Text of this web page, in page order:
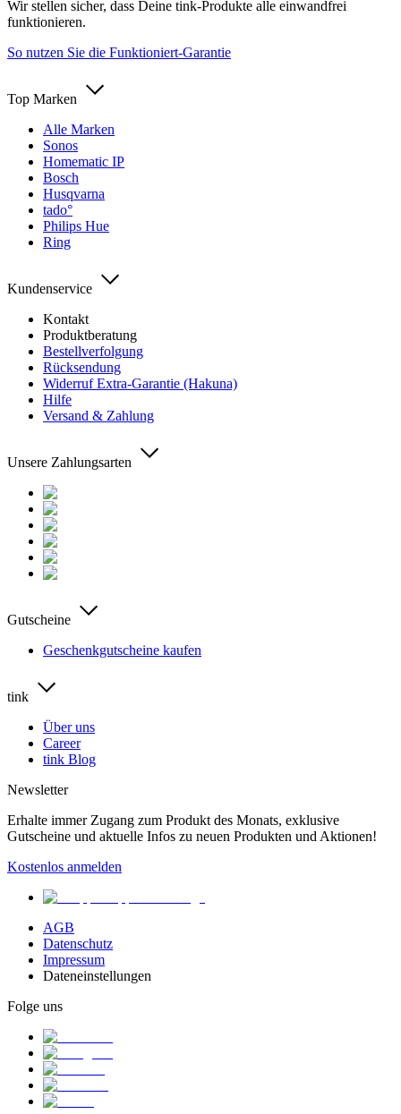
Wir stellen sicher, dass Deine tink-Produkte alle einwandfrei
funktionieren.
So nutzen Sie die Funktioniert-Garantie
Top Marken
Alle Marken
Sonos
Homematic IP
Bosch
Husqvarna
tado°
Philips Hue
Ring
Kundenservice
Kontakt
Produktberatung
Bestellverfolgung
Rücksendung
Widerruf Extra-Garantie (Hakuna)
Hilfe
Versand & Zahlung
Unsere Zahlungsarten
Gutscheine
Geschenkgutscheine kaufen
tink
Über uns
Career
tink Blog
Newsletter
Erhalte immer Zugang zum Produkt des Monats, exklusive
Gutscheine und aktuelle Infos zu neuen Produkten und Aktionen!
Kostenlos anmelden
AGB
Datenschutz
Impressum
Dateneinstellungen
Folge uns